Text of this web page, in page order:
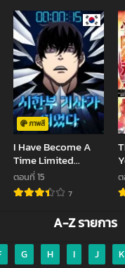
91
ยน 5, 2022
87
คม 31, 2022
83
คม 27, 2022
79
าคม 25, 2022
ที่ 75
ที่ 71
คม 15, 2022
ภาพสี
I Have Become A
Time Limited
Knight
ตอนที่ 15
7
ต
A-Z รายการ
G H I J K